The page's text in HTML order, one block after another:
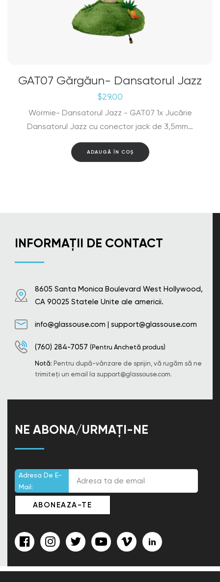
GAT07 Gărgăun- Dansatorul Jazz
$29.00
Wormie- Dansatorul Jazz - GAT07 1x Jucărie
Dansatorul Jazz cu conector jack de 3,5mm…
ADAUGĂ ÎN COȘ
INFORMAȚII DE CONTACT
8605 Santa Monica Boulevard West Hollywood,
CA 90025 Statele Unite ale americii.
info@glassouse.com | support@glassouse.com
(760) 284-7057 (Pentru Anchetă produs)
Notă: Pentru după-vânzare de sprijin, vă rugăm să ne
trimiteți un email la support@glassouse.com.
NE ABONA/URMAȚI-NE
Adresa De E-
Mail: